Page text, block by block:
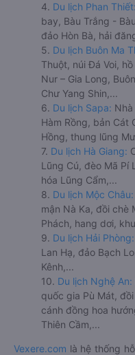
4. Du lịch Phan Thiết:
bay, Bàu Trắng -
đảo Hòn Bà, hải
5. Du lịch Buôn Ma
Thuột, núi Đá Voi,
Nur – Gia Long,
Chư Yang Shin,...
6. Du lịch Sapa:
Hàm Rồng, bản Cát
Hồng, thung lũng
7. Du lịch Hà Giang:
Lũng Cú, đèo Mã Pí
hóa Lũng Cẩm,...
8. Du lịch Mộc Châu:
mận Nà Ka, đồi chè
Phách, hang dơi,
9. Du lịch Hải Phòng:
Lan Hạ, đảo Bạch
Kênh,...
10. Du lịch Nghệ An:
quốc gia Pù Mát,
cánh đồng hoa
Thiên Cầm,...
Vexere.com là hệ thống